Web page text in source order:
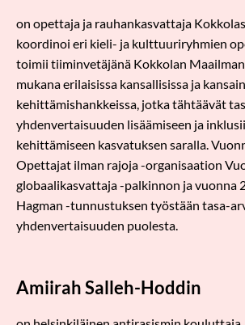
on opettaja ja rauhankasvattaja
koordinoi eri kieli- ja kulttuuriryhmien
toimii tiiminvetäjänä Kokkolan
mukana erilaisissa kansallisissa ja
kehittämishankkeissa, jotka tähtäävät
yhdenvertaisuuden lisäämiseen ja
kehittämiseen kasvatuksen saralla.
Opettajat ilman rajoja -organisaation
globaalikasvattaja -palkinnon ja vuonna
Hagman -tunnustuksen työstään tasa-
yhdenvertaisuuden puolesta.
Amiirah Salleh-Hoddin